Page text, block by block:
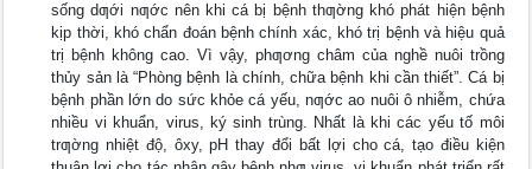
sống dƣới nƣớc nên khi cá bị bệnh thƣờng khó phát hiện bệnh
kịp thời, khó chẩn đoán bệnh chính xác, khó trị bệnh và hiệu quả
trị bệnh không cao. Vì vậy, phƣơng châm của nghề nuôi trồng
thủy sản là “Phòng bệnh là chính, chữa bệnh khi cần thiết”. Cá bị
bệnh phần lớn do sức khỏe cá yếu, nƣớc ao nuôi ô nhiễm, chứa
nhiều vi khuẩn, virus, ký sinh trùng. Nhất là khi các yếu tố môi
trƣờng nhiệt độ, ôxy, pH thay đổi bất lợi cho cá, tạo điều kiện